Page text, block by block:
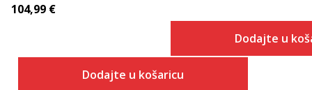
104,99 €
Dodajte u košaricu
Dodajte u